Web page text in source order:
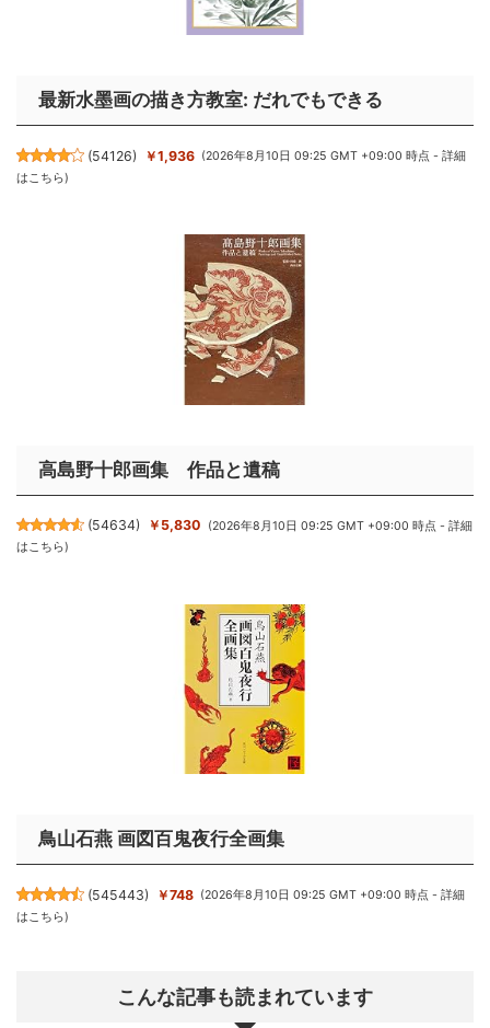
最新水墨画の描き方教室: だれでもできる
(54126) ￥1,936 (2026年8月10日 09:25 GMT +09:00 時点 -詳細
はこちら)
高島野十郎画集 作品と遺稿
(54634) ￥5,830 (2026年8月10日 09:25 GMT +09:00 時点 -詳細
はこちら)
鳥山石燕 画図百鬼夜行全画集
(545443) ￥748 (2026年8月10日 09:25 GMT +09:00 時点 -詳細
はこちら)
こんな記事も読まれています